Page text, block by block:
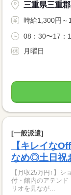
三重県三重
時給1,300円～
08：30〜17：
月曜日
[一般派遣]
【キレイな
なめ◎土日祝
【月収25万円↑】シ
付・館内のアテンド
リオを見なが...